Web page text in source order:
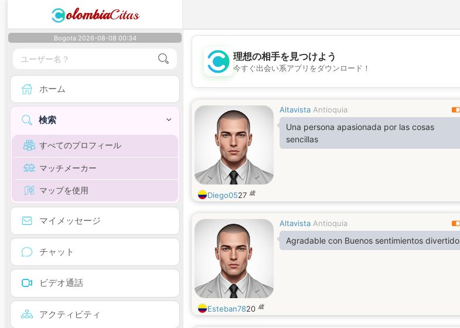
olombiaCitas
Bogota 2026-08-08 00:34
ホーム
検索
すべてのプロフィール
マッチメーカー
マップを使用
マイメッセージ
チャット
ビデオ通話
アクティビティ
💖
理想の相手を見つけよう
今すぐ出会い系アプリをダウンロード！
Altavista Antioquia
Una persona apasionada por las cosas
sencillas
Diego0527 歳
Altavista Antioquia
Agradable con Buenos sentimientos divertido
Esteban7820 歳